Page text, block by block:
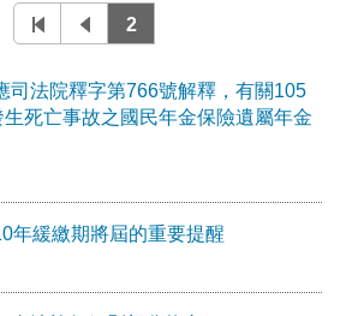
2
司法院釋字第766號解釋，有關105
死亡事故之國民年金保險遺屬年金
年緩繳期將屆的重要提醒